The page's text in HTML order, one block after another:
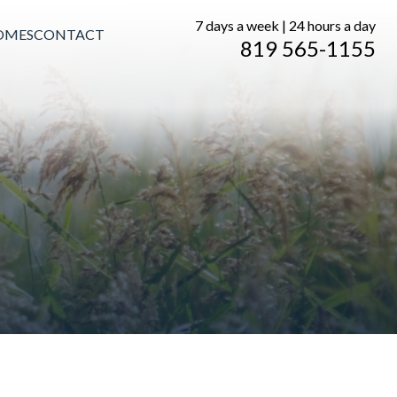
CONTACT
7 days a week | 24 hours a day
819 565-1155